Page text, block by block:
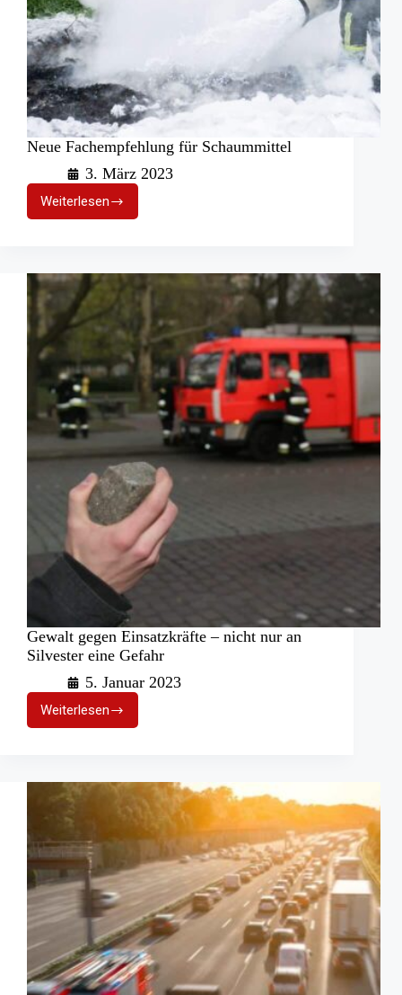
Neue Fachempfehlung für Schaummittel
3. März 2023
Weiterlesen
Neue
Fachempfehlung
Gewalt gegen Einsatzkräfte – nicht nur an
Silvester eine Gefahr
5. Januar 2023
Weiterlesen
Gewalt
gegen
nicht
eine
Gefahr